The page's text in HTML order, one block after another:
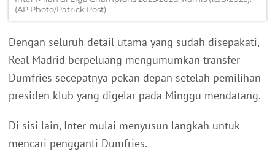
(AP Photo/Patrick Post)
Dengan seluruh detail utama yang sudah disepakati,
Real Madrid berpeluang mengumumkan transfer
Dumfries secepatnya pekan depan setelah pemilihan
presiden klub yang digelar pada Minggu mendatang.
Di sisi lain, Inter mulai menyusun langkah untuk
mencari pengganti Dumfries.